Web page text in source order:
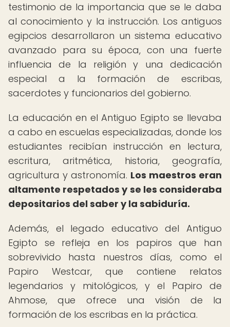
testimonio de la importancia que se le daba
al conocimiento y la instrucción. Los antiguos
egipcios desarrollaron un sistema educativo
avanzado para su época, con una fuerte
influencia de la religión y una dedicación
especial a la formación de escribas,
sacerdotes y funcionarios del gobierno.
La educación en el Antiguo Egipto se llevaba
a cabo en escuelas especializadas, donde los
estudiantes recibían instrucción en lectura,
escritura, aritmética, historia, geografía,
agricultura y astronomía. Los maestros eran
altamente respetados y se les consideraba
depositarios del saber y la sabiduría.
Además, el legado educativo del Antiguo
Egipto se refleja en los papiros que han
sobrevivido hasta nuestros días, como el
Papiro Westcar, que contiene relatos
legendarios y mitológicos, y el Papiro de
Ahmose, que ofrece una visión de la
formación de los escribas en la práctica.